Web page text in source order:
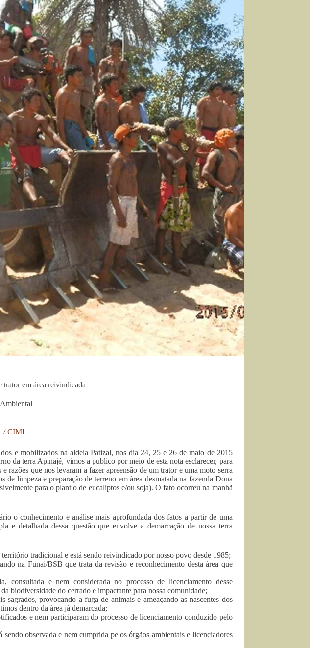
trator em área reivindicada
/CIMI
e mobilizados na aldeia Patizal, nos dia 24, 25 e 26 de maio de 2015
da terra Apinajé, vimos a publico por meio de esta nota esclarecer, para
razões que nos levaram a fazer apreensão de um trator e uma moto serra
de limpeza e preparação de terreno em área desmatada na fazenda Dona
para o plantio de eucaliptos e/ou soja). O fato ocorreu na manhã
o conhecimento e análise mais aprofundada dos fatos a partir de uma
e detalhada dessa questão que envolve a demarcação de nossa terra
território tradicional e está sendo reivindicado por nosso povo desde 1985;
na Funai/BSB que trata da revisão e reconhecimento desta área que
e nem considerada no processo de licenciamento desse
biodiversidade do cerrado e impactante para nossa comunidade;
sagrados, provocando a fuga de animais e ameaçando as nascentes dos
dentro da área já demarcada;
e nem participaram do processo de licenciamento conduzido pelo
observada e nem cumprida pelos órgãos ambientais e licenciadores